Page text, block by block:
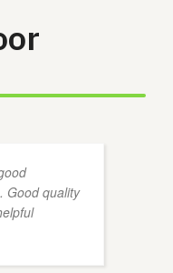
Good quality